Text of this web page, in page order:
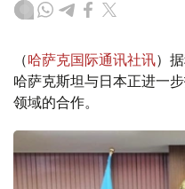
（哈萨克国际通讯社讯）
哈萨克斯坦与日本正进一
领域的合作。